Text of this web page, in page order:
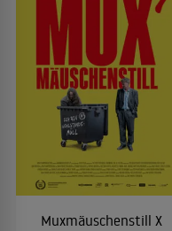
Muxmäuschenstill X